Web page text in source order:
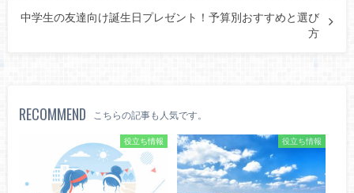
中学生の友達向け誕生日プレゼント！予算別おすすめと選び
方
RECOMMEND こちらの記事も人気です。
役立ち情報 役立ち情報